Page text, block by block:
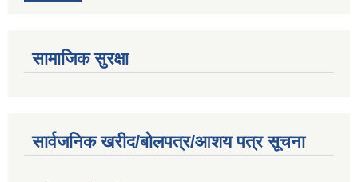
सामाजिक सुरक्षा
सार्वजनिक खरीद/बोलपत्र/आशय पत्र सूचना